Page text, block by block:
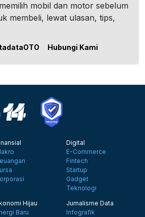
mobil dan motor sebelum
membeli, lewat ulasan, tips,
Hubungi Kami
Digital
E-Commerce
Fintech
Startup
Gadget
Teknologi
Hijau
Baru
Jurnalisme Data
Infografik